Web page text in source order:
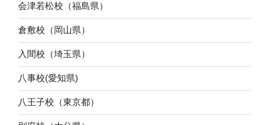
会津若松校（福島県）
倉敷校（岡山県）
入間校（埼玉県）
八事校(愛知県)
八王子校（東京都）